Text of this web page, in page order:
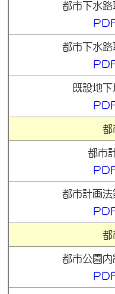
都市下水
都市下水
既設地
都
都市
都市計画
都
都市公園